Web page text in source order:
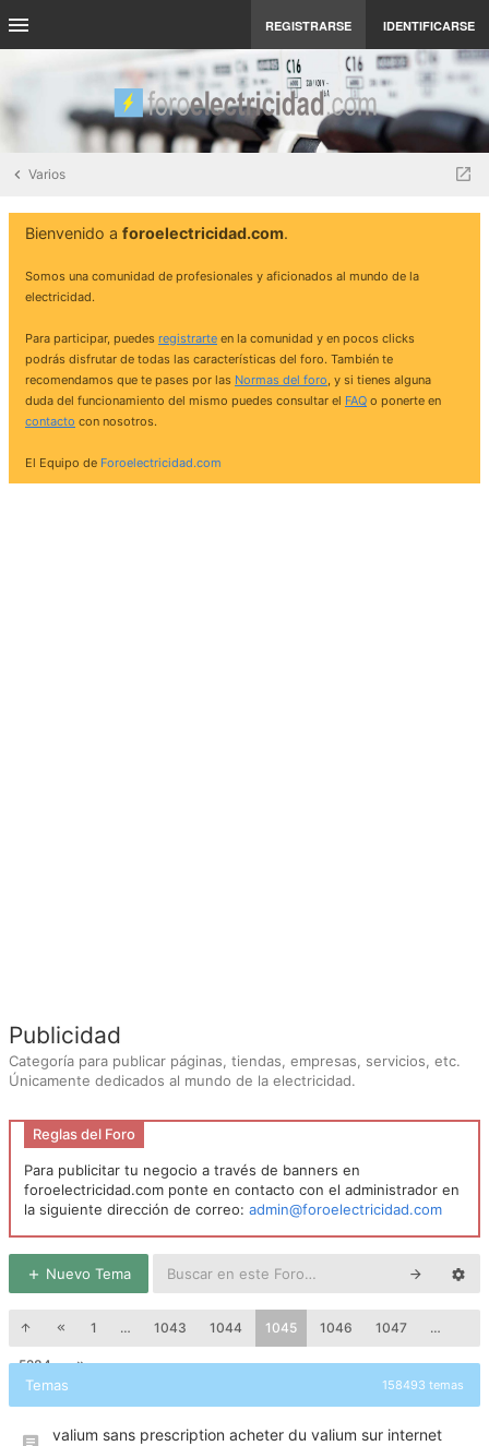
REGISTRARSE IDENTIFICARSE
Varios
Bienvenido a foroelectricidad.com.
Somos una comunidad de profesionales y aficionados al mundo de la
electricidad.
Para participar, puedes registrarte en la comunidad y en pocos clicks
podrás disfrutar de todas las características del foro. También te
recomendamos que te pases por las Normas del foro, y si tienes alguna
duda del funcionamiento del mismo puedes consultar el FAQ o ponerte en
contacto con nosotros.
El Equipo de Foroelectricidad.com
Publicidad
Categoría para publicar páginas, tiendas, empresas, servicios, etc.
Únicamente dedicados al mundo de la electricidad.
Reglas del Foro
Para publicitar tu negocio a través de banners en
foroelectricidad.com ponte en contacto con el administrador en
la siguiente dirección de correo: admin@foroelectricidad.com
Nuevo Tema
1 … 1043 1044 1045 1046 1047 …
5284
Temas 158493 temas
valium sans prescription acheter du valium sur internet